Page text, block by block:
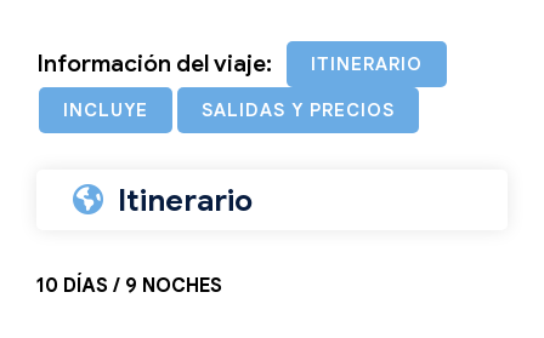
Información del viaje: ITINERARIO
INCLUYE SALIDAS Y PRECIOS
Itinerario
10 DÍAS / 9 NOCHES